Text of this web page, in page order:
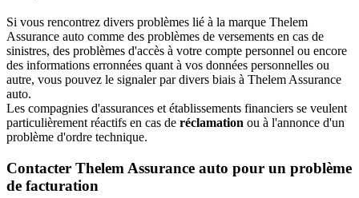
Si vous rencontrez divers problèmes lié à la marque Thelem
Assurance auto comme des problèmes de versements en cas de
sinistres, des problèmes d'accès à votre compte personnel ou encore
des informations erronnées quant à vos données personnelles ou
autre, vous pouvez le signaler par divers biais à Thelem Assurance
auto.
Les compagnies d'assurances et établissements financiers se veulent
particulièrement réactifs en cas de réclamation ou à l'annonce d'un
problème d'ordre technique.
Contacter Thelem Assurance auto pour un problème
de facturation